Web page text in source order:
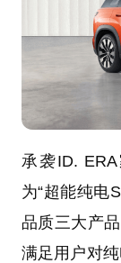
承袭ID.
为“超能纯电
品质三大产
满足用户对